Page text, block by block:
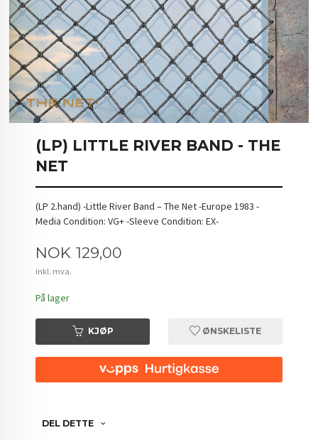
(LP) LITTLE RIVER BAND - THE
NET
(LP 2.hand) -Little River Band – The Net -Europe 1983 -
Media Condition: VG+ -Sleeve Condition: EX-
Pris
NOK 129,00
inkl. mva.
På lager
KJØP ØNSKELISTE
DEL DETTE